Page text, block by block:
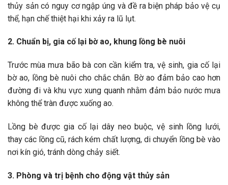
thủy sản có nguy cơ ngập úng và đề ra biện pháp bảo vệ cụ
thể, hạn chế thiệt hại khi xảy ra lũ lụt.
2. Chuẩn bị, gia cố lại bờ ao, khung lồng bè nuôi
Trước mùa mưa bão bà con cần kiểm tra, vệ sinh, gia cố lại
bờ ao, lồng bè nuôi cho chắc chắn. Bờ ao đảm bảo cao hơn
đường đi và khu vực xung quanh nhằm đảm bảo nước mưa
không thể tràn được xuống ao.
Lồng bè được gia cố lại dây neo buộc, vệ sinh lồng lưới,
thay các lồng cũ, rách kém chất lượng, di chuyển lồng bè vào
nơi kín gió, tránh dòng chảy siết.
3. Phòng và trị bệnh cho động vật thủy sản